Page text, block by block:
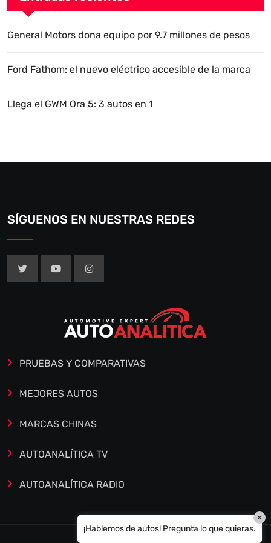
General Motors dona equipo por 9.7 millones de pesos
Ford Fathom: el nuevo eléctrico accesible de la marca
Llega el GWM Ora 5: 3 autos en 1
SÍGUENOS EN NUESTRAS REDES
PRUEBAS Y COMPARATIVAS
MEJORES AUTOS
MARCAS CHINAS
AUTOANALÍTICA TV
AUTOANALÍTICA RADIO
¡Hablemos de autos! Pregunta lo que quieras.
×